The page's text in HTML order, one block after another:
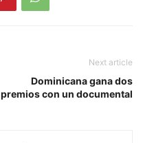
Next article
Dominicana gana dos
premios con un documental